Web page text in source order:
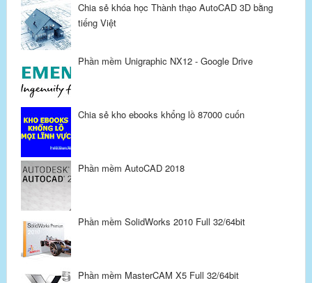
Chia sẻ khóa học Thành thạo AutoCAD 3D bằng
tiếng Việt
Phần mềm Unigraphic NX12 - Google Drive
Chia sẻ kho ebooks khổng lồ 87000 cuốn
Phần mềm AutoCAD 2018
Phần mềm SolidWorks 2010 Full 32/64bit
Phần mềm MasterCAM X5 Full 32/64bit